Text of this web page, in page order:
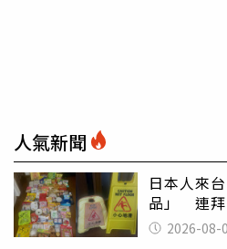
人氣新聞
日本人來
品」 連拜
滑」告示
2026-08-